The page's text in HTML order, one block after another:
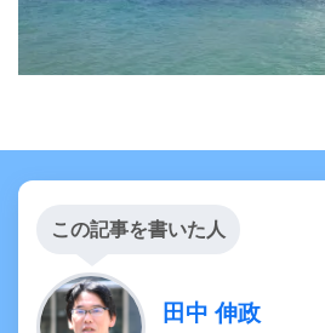
この記事を書いた人
田中 伸政